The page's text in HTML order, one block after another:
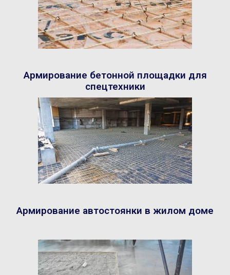
Армирование бетонной площадки для
спецтехники
Армирование автостоянки в жилом доме